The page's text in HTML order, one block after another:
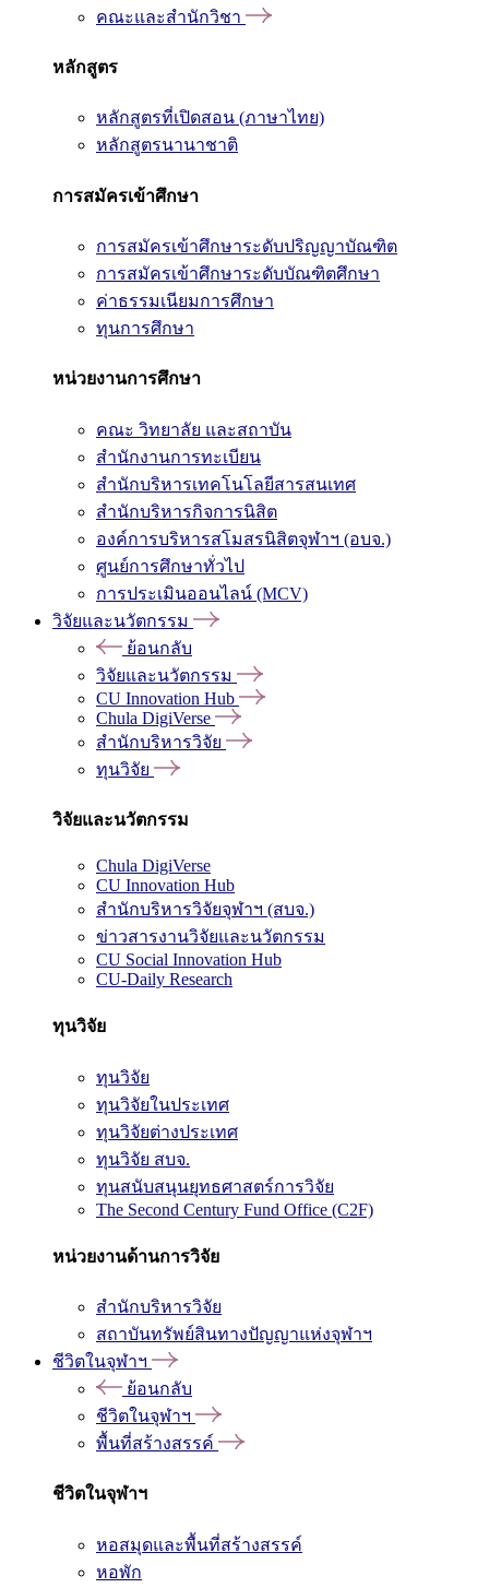
คณะและสำนักวิชา
หลักสูตร
หลักสูตรที่เปิดสอน (ภาษาไทย)
หลักสูตรนานาชาติ
การสมัครเข้าศึกษา
การสมัครเข้าศึกษาระดับปริญญาบัณฑิต
การสมัครเข้าศึกษาระดับบัณฑิตศึกษา
ค่าธรรมเนียมการศึกษา
ทุนการศึกษา
หน่วยงานการศึกษา
คณะ วิทยาลัย และสถาบัน
สำนักงานการทะเบียน
สำนักบริหารเทคโนโลยีสารสนเทศ
สำนักบริหารกิจการนิสิต
องค์การบริหารสโมสรนิสิตจุฬาฯ (อบจ.)
ศูนย์การศึกษาทั่วไป
การประเมินออนไลน์ (MCV)
วิจัยและนวัตกรรม
ย้อนกลับ
วิจัยและนวัตกรรม
CU Innovation Hub
Chula DigiVerse
สำนักบริหารวิจัย
ทุนวิจัย
วิจัยและนวัตกรรม
Chula DigiVerse
CU Innovation Hub
สำนักบริหารวิจัยจุฬาฯ (สบจ.)
ข่าวสารงานวิจัยและนวัตกรรม
CU Social Innovation Hub
CU-Daily Research
ทุนวิจัย
ทุนวิจัย
ทุนวิจัยในประเทศ
ทุนวิจัยต่างประเทศ
ทุนวิจัย สบจ.
ทุนสนับสนุนยุทธศาสตร์การวิจัย
The Second Century Fund Office (C2F)
หน่วยงานด้านการวิจัย
สำนักบริหารวิจัย
สถาบันทรัพย์สินทางปัญญาแห่งจุฬาฯ
ชีวิตในจุฬาฯ
ย้อนกลับ
ชีวิตในจุฬาฯ
พื้นที่สร้างสรรค์
ชีวิตในจุฬาฯ
หอสมุดและพื้นที่สร้างสรรค์
หอพัก